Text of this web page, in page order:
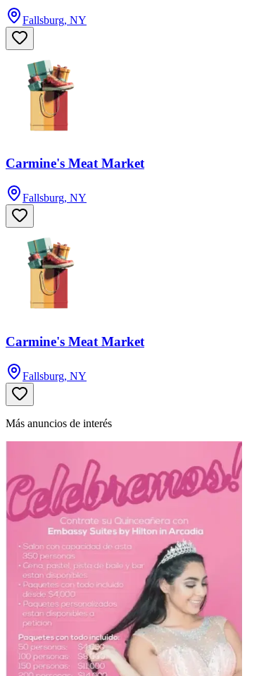
Fallsburg, NY
Carmine's Meat Market
Fallsburg, NY
Carmine's Meat Market
Fallsburg, NY
Más anuncios de interés